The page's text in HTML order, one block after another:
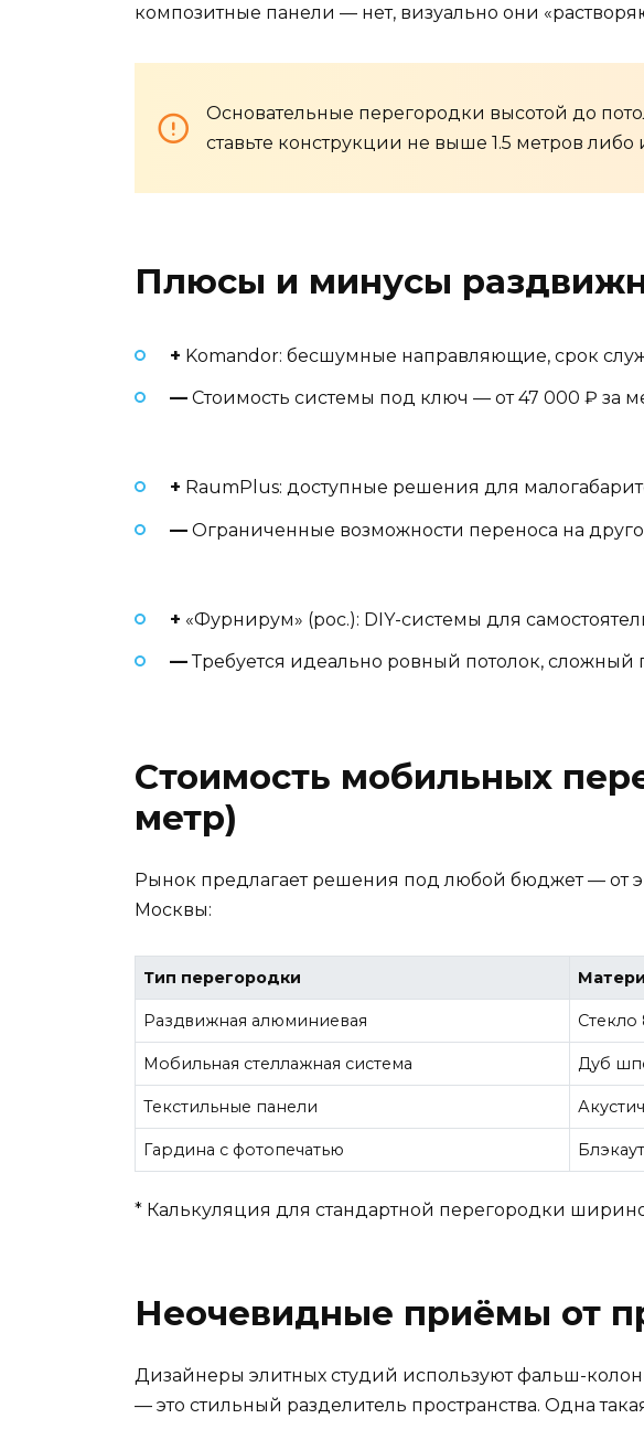
композитные панели — нет, визуально они
Основательные перегородки высотой до
ставьте конструкции не выше 1.5 метров
Плюсы и минусы
+ Komandor: бесшумные направляющие, срок
— Стоимость системы под ключ — от 47 000 ₽ за
+ RaumPlus: доступные решения для
— Ограниченные возможности переноса на
+ «Фурнирум» (рос.): DIY-системы для
—Требуется идеально ровный потолок,
Стоимость мобильных
метр)
Рынок предлагает решения под любой бюджет — от
Москвы:
Тип перегородки
Раздвижная алюминиевая Стекло
Мобильная стеллажная система Дуб
Текстильные панели
Гардина с фотопечатью
* Калькуляция для стандартной перегородки
Неочевидные приёмы от
Дизайнеры элитных студий используют фальш-
— это стильный разделитель пространства. Одна